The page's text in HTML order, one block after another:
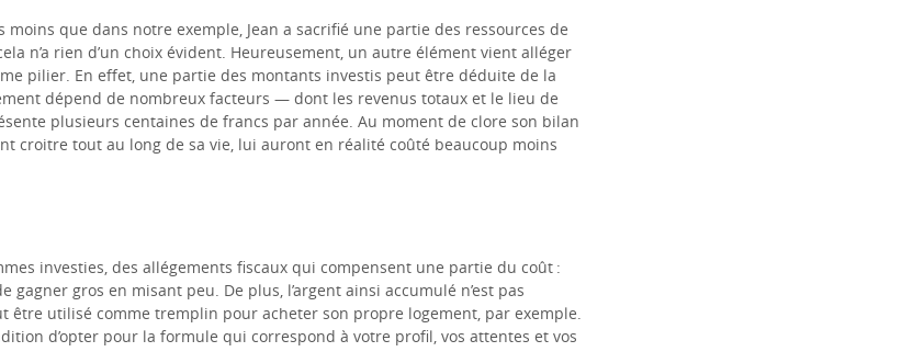
moins que dans notre exemple, Jean a sacrifié une partie des ressources de
n’a rien d’un choix évident. Heureusement, un autre élément vient alléger
pilier. En effet, une partie des montants investis peut être déduite de la
dépend de nombreux facteurs — dont les revenus totaux et le lieu de
plusieurs centaines de francs par année. Au moment de clore son bilan
croitre tout au long de sa vie, lui auront en réalité coûté beaucoup moins
investies, des allégements fiscaux qui compensent une partie du coût :
gros en misant peu. De plus, l’argent ainsi accumulé n’est pas
être utilisé comme tremplin pour acheter son propre logement, par exemple.
d’opter pour la formule qui correspond à votre profil, vos attentes et vos